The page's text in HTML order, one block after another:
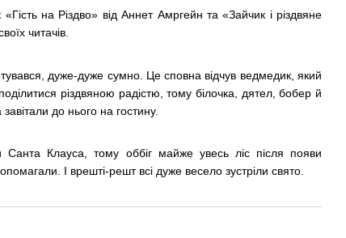
на Різдво» від Аннет Амргейн та «Зайчик і різдвяне
читачів.
дуже-дуже сумно. Це сповна відчув ведмедик, який
різдвяною радістю, тому білочка, дятел, бобер й
до нього на гостину.
Санта Клауса, тому оббіг майже увесь ліс після появи
І врешті-решт всі дуже весело зустріли свято.